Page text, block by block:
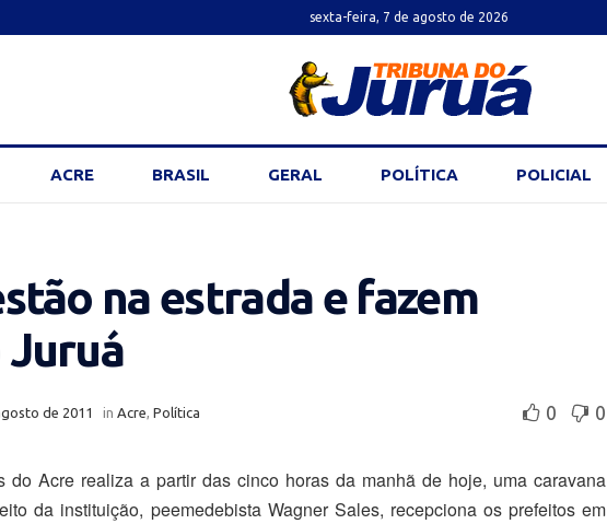
sexta-feira, 7 de agosto de 2026
ACRE BRASIL GERAL POLÍTICA POLICIAL
na estrada e fazem
Juruá
de 2011 in Acre Política 0 0
do Acre realiza a partir das cinco horas da manhã de hoje, uma caravana
da instituição, peemedebista Wagner Sales, recepciona os prefeitos em